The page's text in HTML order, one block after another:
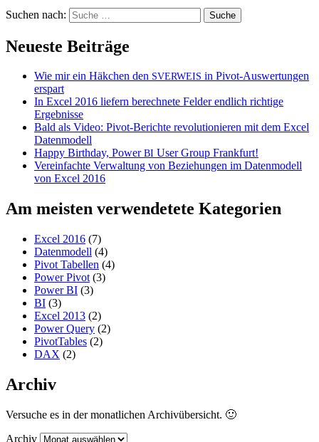
Suchen nach:
Neueste Beiträge
Wie mir ein Häkchen den SVERWEIS in Pivot-Auswertungen
erspart
In Excel 2016 liefern berechnete Felder endlich richtige
Ergebnisse
Bald als Video: Pivot-Berichte revolutionieren mit dem Excel
Datenmodell
Happy Birthday, PowerBI User Group Frankfurt!
Vereinfachte Verwaltung von Beziehungen im Datenmodell
von Excel 2016
Am meisten verwendetete Kategorien
Excel 2016 (7)
Datenmodell (4)
Pivot Tabellen (4)
Power Pivot (3)
Power BI (3)
BI (3)
Excel 2013 (2)
Power Query (2)
PivotTables (2)
DAX (2)
Archiv
Versuche es in der monatlichen Archivübersicht. 🙂
Archiv